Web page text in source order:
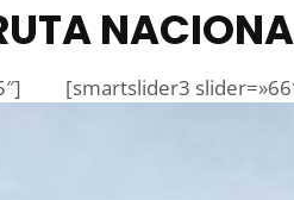
[smartslider3